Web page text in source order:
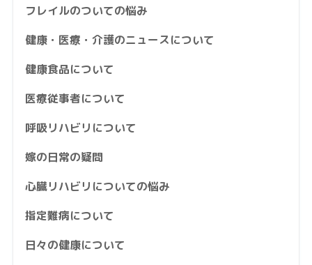
フレイルのついての悩み
健康・医療・介護のニュースについて
健康食品について
医療従事者について
呼吸リハビリについて
嫁の日常の疑問
心臓リハビリについての悩み
指定難病について
日々の健康について